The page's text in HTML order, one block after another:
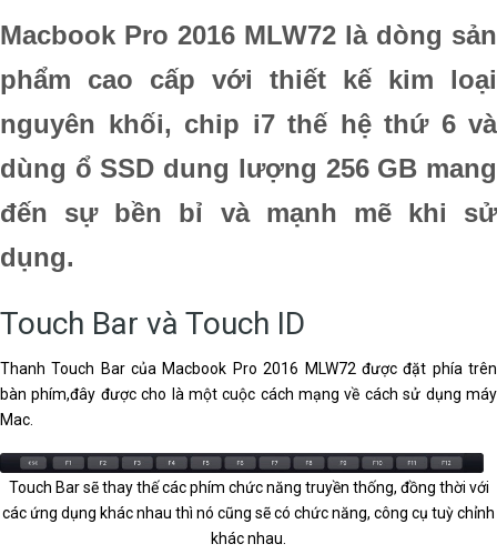
Macbook Pro 2016 MLW72 là dòng sản
phẩm cao cấp với thiết kế kim loại
nguyên khối, chip i7 thế hệ thứ 6 và
dùng ổ SSD dung lượng 256 GB mang
đến sự bền bỉ và mạnh mẽ khi sử
dụng.
Touch Bar và Touch ID
Thanh Touch Bar của Macbook Pro 2016 MLW72 được đặt phía trên
bàn phím,đây được cho là một cuộc cách mạng về cách sử dụng máy
Mac.
Touch Bar sẽ thay thế các phím chức năng truyền thống, đồng thời với
các ứng dụng khác nhau thì nó cũng sẽ có chức năng, công cụ tuỳ chỉnh
khác nhau.